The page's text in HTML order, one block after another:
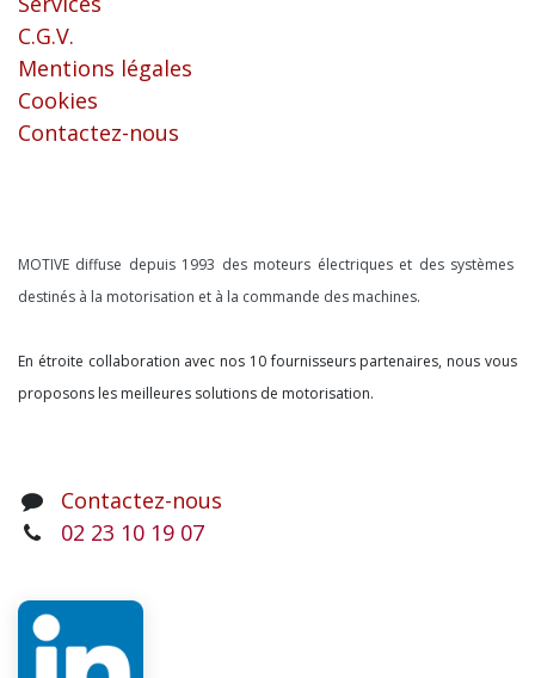
C.G.V.
Mentions légales
Cookies
Contactez-nous
MOTIVE diffuse depuis 1993 des moteurs électriques et des systèmes
destinés à la motorisation et à la commande des machines.
En étroite collaboration avec nos 10 fournisseurs partenaires, nous vous
proposons les meilleures solutions de motorisation.
Contactez-nous
02 23 10 19 07